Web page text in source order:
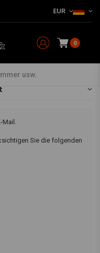
EUR
0
Telefonzeiten und Erreichbarkeit
Mail.
Sie die folgenden